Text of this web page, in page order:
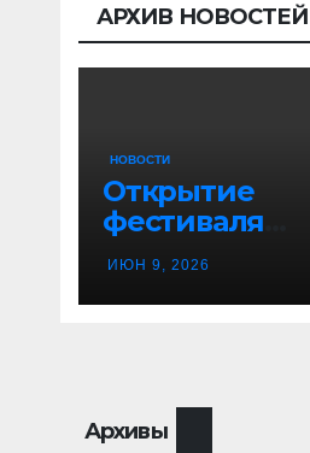
АРХИВ НОВОСТЕЙ
НОВОСТИ
Открытие
фестиваля
«Танцевальная
канитель»
ИЮН 9, 2026
Архивы